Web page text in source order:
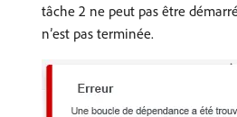
tâche 2 ne peut pas être
n’est pas terminée.